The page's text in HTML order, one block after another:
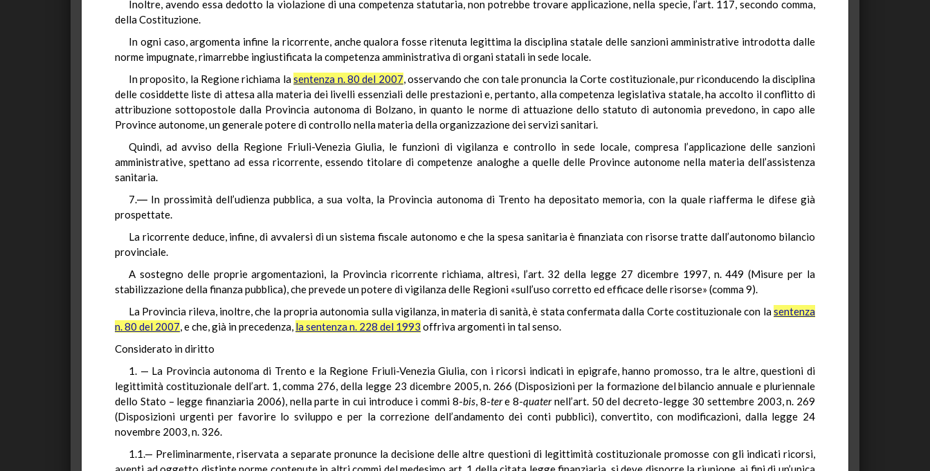
Inoltre, avendo essa dedotto la violazione di una competenza statutaria, non potrebbe trovare applicazione, nella specie, l’art. 117, secondo comma,
della Costituzione.
In ogni caso, argomenta infine la ricorrente, anche qualora fosse ritenuta legittima la disciplina statale delle sanzioni amministrative introdotta dalle
norme impugnate, rimarrebbe ingiustificata la competenza amministrativa di organi statali in sede locale.
In proposito, la Regione richiama lasentenza n. 80 del 2007, osservando che con tale pronuncia la Corte costituzionale, pur riconducendo la disciplina
delle cosiddette liste di attesa alla materia dei livelli essenziali delle prestazioni e, pertanto, alla competenza legislativa statale, ha accolto il conflitto di
attribuzione sottopostole dalla Provincia autonoma di Bolzano, in quanto le norme di attuazione dello statuto di autonomia prevedono, in capo alle
Province autonome, un generale potere di controllo nella materia della organizzazione dei servizi sanitari.
Quindi, ad avviso della Regione Friuli-Venezia Giulia, le funzioni di vigilanza e controllo in sede locale, compresa l’applicazione delle sanzioni
amministrative, spettano ad essa ricorrente, essendo titolare di competenze analoghe a quelle delle Province autonome nella materia dell’assistenza
sanitaria.
7.― In prossimità dell’udienza pubblica, a sua volta, la Provincia autonoma di Trento ha depositato memoria, con la quale riafferma le difese già
prospettate.
La ricorrente deduce, infine, di avvalersi di un sistema fiscale autonomo e che la spesa sanitaria è finanziata con risorse tratte dall’autonomo bilancio
provinciale.
A sostegno delle proprie argomentazioni, la Provincia ricorrente richiama, altresì, l’art. 32 della legge 27 dicembre 1997, n. 449 (Misure per la
stabilizzazione della finanza pubblica), che prevede un potere di vigilanza delle Regioni «sull’uso corretto ed efficace delle risorse» (comma 9).
La Provincia rileva, inoltre, che la propria autonomia sulla vigilanza, in materia di sanità, è stata confermata dalla Corte costituzionale con lasentenza
n. 80 del 2007, e che, già in precedenza, la sentenza n. 228 del 1993 offriva argomenti in tal senso.
Considerato in diritto
1. — La Provincia autonoma di Trento e la Regione Friuli-Venezia Giulia, con i ricorsi indicati in epigrafe, hanno promosso, tra le altre, questioni di
legittimità costituzionale dell’art. 1, comma 276, della legge 23 dicembre 2005, n. 266 (Disposizioni per la formazione del bilancio annuale e pluriennale
dello Stato – legge finanziaria 2006), nella parte in cui introduce i commi 8-bis, 8-tere 8-quaternell’art. 50 del decreto-legge 30 settembre 2003, n. 269
(Disposizioni urgenti per favorire lo sviluppo e per la correzione dell’andamento dei conti pubblici), convertito, con modificazioni, dalla legge 24
novembre 2003, n. 326.
1.1.— Preliminarmente, riservata a separate pronunce la decisione delle altre questioni di legittimità costituzionale promosse con gli indicati ricorsi,